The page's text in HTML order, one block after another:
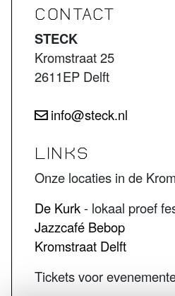
CONTACT
STECK
Kromstraat 25
2611EP Delft
info@steck.nl
LINKS
Onze locaties in de
De Kurk- lokaal proef
Jazzcafé Bebop
Kromstraat Delft
Tickets voor